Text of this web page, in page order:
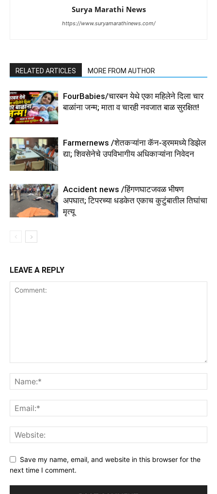
Surya Marathi News
https://www.suryamarathinews.com/
RELATED ARTICLES MORE FROM AUTHOR
FourBabies/चारबन येथे एका महिलेने दिला चार
बाळांना जन्म; माता व चारही नवजात बाळ सुरक्षित!
Farmernews /शेतकऱ्यांना कॅन-ड्रममध्ये डिझेल
द्या; शिवसेनेचे उपविभागीय अधिकाऱ्यांना निवेदन
Accident news /हिंगणघाटजवळ भीषण
अपघात; टिपरच्या धडकेत एकाच कुटुंबातील तिघांचा
मृत्यू
LEAVE A REPLY
Save my name, email, and website in this browser for the
next time I comment.